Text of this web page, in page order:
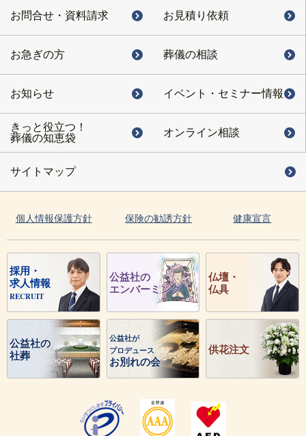
お問合せ・ 資料請求 お見積り依頼
お急ぎの方 葬儀の相談
お知らせ イベント・ セミナー情報
きっと役立つ！
葬儀の知恵袋
オンライン相談
サイトマップ
個人情報保護方針 保険の勧誘方針 健康宣言
採用・
求人情報
RECRUIT
公益社の
エンバーミング
仏壇・
仏具
公益社の
社葬
公益社が
プロデュース
お別れの会
供花注文